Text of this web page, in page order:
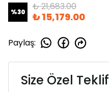
%30 ₺ 21,683.00
₺ 15,179.00
Paylaş:
Size Özel Teklif